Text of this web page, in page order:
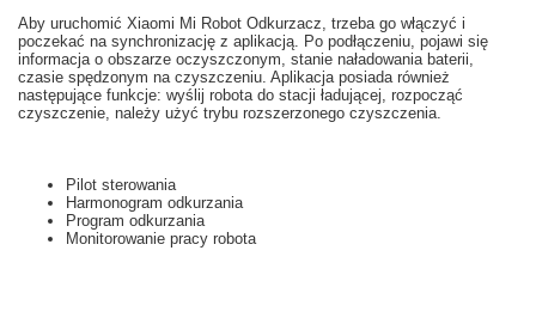
Aby uruchomić Xiaomi Mi Robot Odkurzacz, trzeba go włączyć i
poczekać na synchronizację z aplikacją. Po podłączeniu pojawi się
informacja o obszarze oczyszczonym stanie naładowania baterii
czasie spędzonym na czyszczeniu. Aplikacja posiada również
następujące funkcje: wyślij robota do stacji ładującej rozpocząć
czyszczenie , należy użyć trybu rozszerzonego czyszczenia
Pilot sterowania
Harmonogram odkurzania
Program odkurzania
Monitorowanie pracy robota